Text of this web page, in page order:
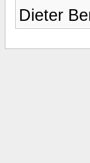
Dieter